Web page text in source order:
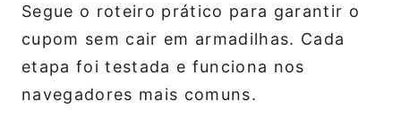
Segue o roteiro prático para garantir o
cupom sem cair em armadilhas. Cada
etapa foi testada e funciona nos
navegadores mais comuns.